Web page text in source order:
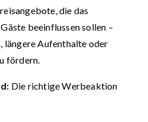
die das
beeinflussen sollen –
längere Aufenthalte oder
fördern.
Die richtige Werbeaktion